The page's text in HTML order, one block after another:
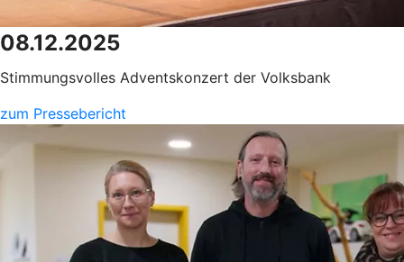
08.12.2025
Stimmungsvolles Adventskonzert der Volksbank
zum Pressebericht